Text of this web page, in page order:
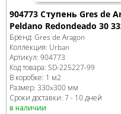
904773 Ступень Gres de
Peldano Redondeado 30
Бренд: Gres de Aragon
Коллекция: Urban
Артикул: 904773
Код товара: SD-225227-99
В коробке: 1 м2
Размер: 330x300 мм
Сроки доставки: 7 - 10 дней
в наличии